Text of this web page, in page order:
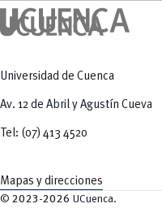
Universidad de Cuenca
Av. 12 de Abril y Agustín Cueva
Tel: (07) 413 4520
Mapas y direcciones
© 2023-2026 UCuenca.